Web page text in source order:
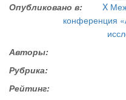
Опубликовано в:
X
конференция
Авторы:
Рубрика:
Рейтинг: